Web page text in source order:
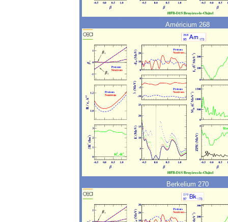
Américium 268
Berkelium 270